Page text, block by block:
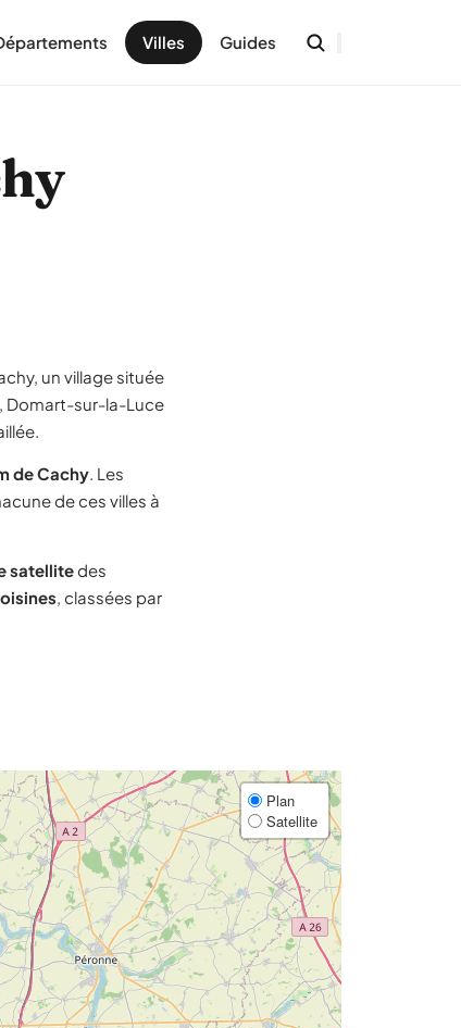
Villes Guides
un village située
Domart-sur-la-Luce
de Cachy. Les
de ces villes à
satellitedes
, classées par
Plan
Satellite